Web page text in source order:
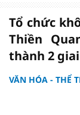
Tổ chức
Thiền
thành 2
VĂN HÓA - THỂ